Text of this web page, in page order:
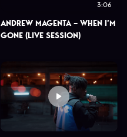
3:06
ANDREW MAGENTA – WHEN I’M
GONE (LIVE SESSION)